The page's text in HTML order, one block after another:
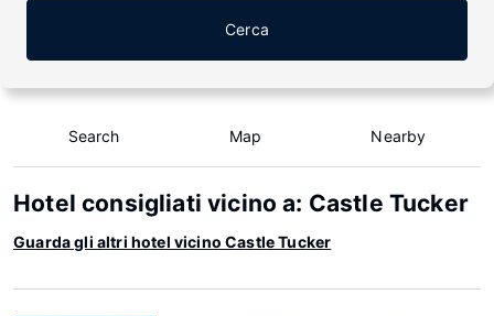
Cerca
Search Map Nearby
Hotel consigliati vicino a: Castle Tucker
Guarda gli altri hotel vicino Castle Tucker